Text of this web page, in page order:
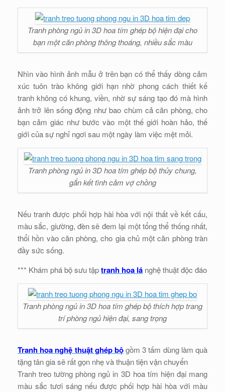
Tranh phòng ngủ in 3D hoa tím ghép bộ hiện đại cho
bạn một căn phòng thông thoáng, nhiều sắc màu
Nhìn vào hình ảnh mẫu ở trên bạn có thể thấy dòng cảm
xúc tuôn trào không giới hạn nhờ phong cách thiết kế
tranh không có khung, viền, nhờ sự sáng tạo đó mà hình
ảnh trở lên sống động như bao chùm cả căn phòng, cho
bạn cảm giác như bước vào một thế giới hoàn hảo, thế
giới của sự nghỉ ngơi sau một ngày làm việc mệt mỏi.
Tranh phòng ngủ in 3D hoa tím ghép bộ thủy chung,
gắn kết tình cảm vợ chồng
Nếu tranh được phối hợp hài hòa với nội thất về kết cấu,
màu sắc, giường, đèn sẽ đem lại một tổng thể thống nhất,
thổi hồn vào căn phòng, cho gia chủ một căn phòng tràn
đầy sức sống.
*** Khám phá bộ sưu tậptranh hoa lá nghệ thuật độc đáo
Tranh phòng ngủ in 3D hoa tím ghép bộ thích hợp trang
trí phòng ngủ hiện đại, sang trọng
Tranh hoa nghệ thuật ghép bộgồm 3 tấm dùng làm quà
tặng tân gia sẽ rất gọn nhẹ và thuận tiện vận chuyển
Tranh treo tường phòng ngủ in 3D hoa tím hiện đại mang
màu sắc tươi sáng nếu được phối hợp hài hòa với màu